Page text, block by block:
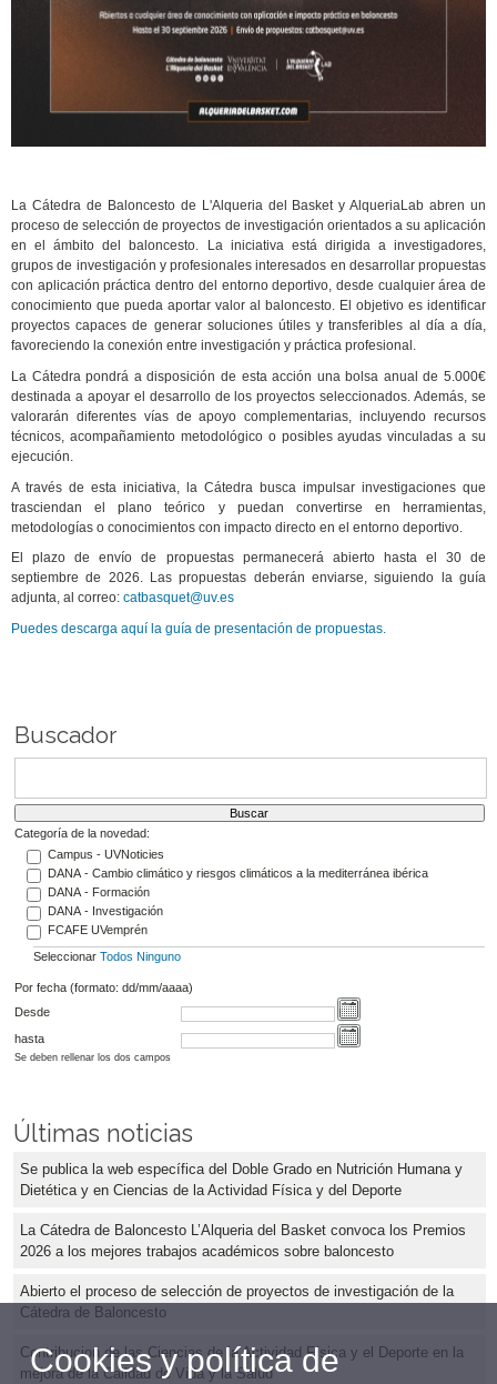
La Cátedra de Baloncesto de L'Alqueria del Basket y AlqueriaLab abren un
proceso de selección de proyectos de investigación orientados a su aplicación
en el ámbito del baloncesto. La iniciativa está dirigida a investigadores,
grupos de investigación y profesionales interesados en desarrollar propuestas
con aplicación práctica dentro del entorno deportivo, desde cualquier área de
conocimiento que pueda aportar valor al baloncesto. El objetivo es identificar
proyectos capaces de generar soluciones útiles y transferibles al día a día,
favoreciendo la conexión entre investigación y práctica profesional.
La Cátedra pondrá a disposición de esta acción una bolsa anual de 5.000€
destinada a apoyar el desarrollo de los proyectos seleccionados. Además, se
valorarán diferentes vías de apoyo complementarias, incluyendo recursos
técnicos, acompañamiento metodológico o posibles ayudas vinculadas a su
ejecución.
A través de esta iniciativa, la Cátedra busca impulsar investigaciones que
trasciendan el plano teórico y puedan convertirse en herramientas,
metodologías o conocimientos con impacto directo en el entorno deportivo.
El plazo de envío de propuestas permanecerá abierto hasta el 30 de
septiembre de 2026. Las propuestas deberán enviarse, siguiendo la guía
adjunta, al correo:catbasquet@uv.es
Puedes descarga aquí la guía de presentación de propuestas.
Buscador
Categoría de la novedad:
Campus - UVNoticies
DANA - Cambio climático y riesgos climáticos a la mediterránea ibérica
DANA - Formación
DANA - Investigación
FCAFE UVemprén
Seleccionar Todos Ninguno
Por fecha (formato: dd/mm/aaaa)
Desde
hasta
Se deben rellenar los dos campos
Últimas noticias
Se publica la web específica del Doble Grado en Nutrición Humana y
Dietética y en Ciencias de la Actividad Física y del Deporte
La Cátedra de Baloncesto L’Alqueria del Basket convoca los Premios
2026 a los mejores trabajos académicos sobre baloncesto
Abierto el proceso de selección de proyectos de investigación de la
Cátedra de Baloncesto
Contribucion de las Ciencias de la Actividad Física y el Deporte en la
mejora de la Calidad de Vida y la Salud
Cookies y política de